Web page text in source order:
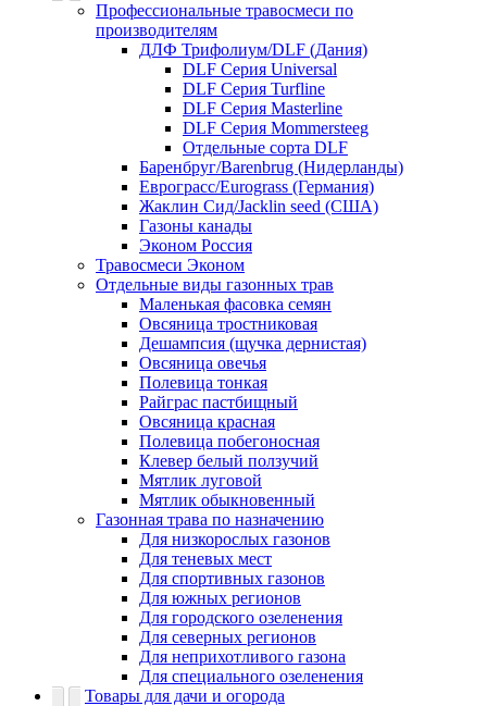
Профессиональные травосмеси по
производителям
ДЛФ Трифолиум/DLF (Дания)
DLF Серия Universal
DLF Серия Turfline
DLF Серия Masterline
DLF Серия Mommersteeg
Отдельные сорта DLF
Баренбруг/Barenbrug (Нидерланды)
Еврограсс/Eurograss (Германия)
Жаклин Сид/Jacklin seed (США)
Газоны канады
Эконом Россия
Травосмеси Эконом
Отдельные виды газонных трав
Маленькая фасовка семян
Овсяница тростниковая
Дешампсия (щучка дернистая)
Овсяница овечья
Полевица тонкая
Райграс пастбищный
Овсяница красная
Полевица побегоносная
Клевер белый ползучий
Мятлик луговой
Мятлик обыкновенный
Газонная трава по назначению
Для низкорослых газонов
Для теневых мест
Для спортивных газонов
Для южных регионов
Для городского озеленения
Для северных регионов
Для неприхотливого газона
Для специального озеленения
Товары для дачи и огорода